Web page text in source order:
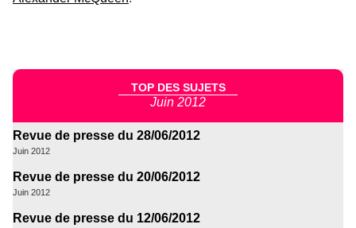
TOP DES SUJETS
Juin 2012
Revue de presse du 28/06/2012
Juin 2012
Revue de presse du 20/06/2012
Juin 2012
Revue de presse du 12/06/2012